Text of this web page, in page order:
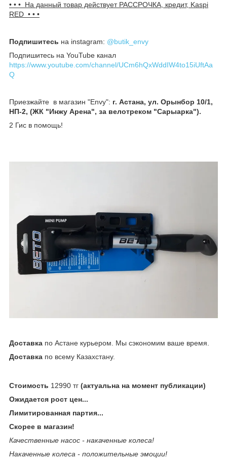
• • • На данный товар действует РАССРОЧКА, кредит, Kaspi
RED • • •
Подпишитесь на instagram: @butik_envy
Подпишитесь на YouTube канал
https://www.youtube.com/channel/UCm6hQxWddIW4to15iUftAa
Q
Приезжайте в магазин "Envy": г. Астана, ул. Орынбор 10/1,
НП-2, (ЖК "Инжу Арена", за велотреком "Сарыарка").
2 Гис в помощь!
Доставка по Астане курьером. Мы сэкономим ваше время.
Доставка по всему Казахстану.
Стоимость 12990 тг (актуальна на момент публикации)
Ожидается рост цен...
Лимитированная партия...
Скорее в магазин!
Качественные насос - накаченные колеса!
Накаченные колеса - положительные эмоции!